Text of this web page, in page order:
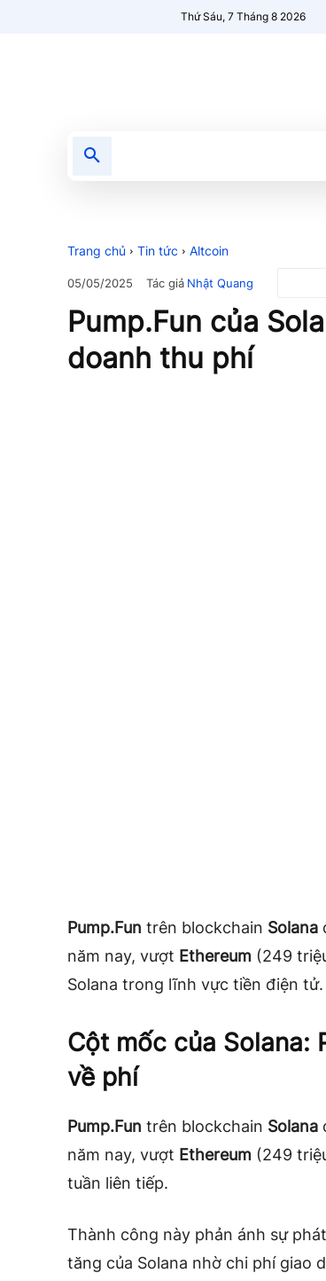
Thứ Sáu, 7 Tháng 8 2026
Trang chủ Tin tức Altcoin
05/05/2025 Tác giả Nhật Quang
Pump.Fun của
doanh thu phí
Pump.Fun trên blockchain Solana
năm nay, vượt Ethereum (249
Solana trong lĩnh vực tiền điện tử.
Cột mốc của Solana:
về phí
Pump.Fun trên blockchain Solana
năm nay, vượt Ethereum (249
tuần liên tiếp.
Thành công này phản ánh sự
tăng của Solana nhờ chi phí giao